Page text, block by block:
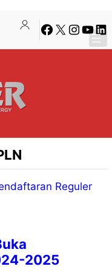
Facebook
X Instagram
2025